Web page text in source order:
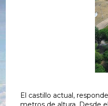
El castillo actual,